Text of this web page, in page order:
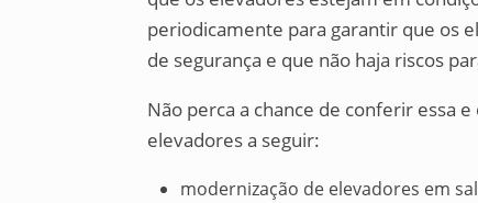
periodicamente para garantir que os
de segurança e que não haja riscos
Não perca a chance de conferir essa
elevadores a seguir:
modernização de elevadores em